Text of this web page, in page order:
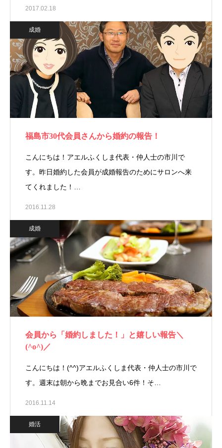
2017.02.18
成婚
福島市30代会員さんから婚約の報告！
こんにちは！アエルふくしま代表・仲人士の市川で
す。昨日婚約した会員が成婚報告のためにサロンへ来
てくれました！…
2016.11.28
成婚
会員から「婚約しました！」と嬉しい報告＼
(^o^)／
こんにちは！(^^)アエルふくしま代表・仲人士の市川で
す。週末は朝から晩までお見合い6件！そ…
2016.11.14
婚活